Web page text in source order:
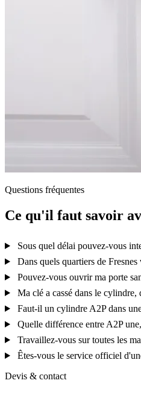
Questions fréquentes
Ce qu'il faut savoir
Sous quel délai pouvez-vous
Dans quels quartiers de
Pouvez-vous ouvrir ma porte
Ma clé a cassé dans le cylindre,
Faut-il un cylindre A2P dans
Quelle différence entre A2P
Travaillez-vous sur toutes les
Êtes-vous le service officiel
Devis & contact